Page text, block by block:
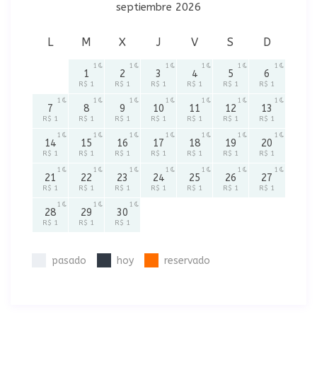
septiembre 2026
L M X J V S D
1
R$ 1
1
2
R$ 1
1
3
R$ 1
1
4
R$ 1
1
5
R$ 1
1
6
R$ 1
1
7
R$ 1
1
8
R$ 1
1
9
R$ 1
1
10
R$ 1
1
11
R$ 1
1
12
R$ 1
1
13
R$ 1
1
14
R$ 1
1
15
R$ 1
1
16
R$ 1
1
17
R$ 1
1
18
R$ 1
1
19
R$ 1
1
20
R$ 1
1
21
R$ 1
1
22
R$ 1
1
23
R$ 1
1
24
R$ 1
1
25
R$ 1
1
26
R$ 1
1
27
R$ 1
1
28
R$ 1
1
29
R$ 1
1
30
R$ 1
1
pasado hoy reservado